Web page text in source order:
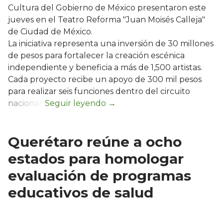
Cultura del Gobierno de México presentaron este
jueves en el Teatro Reforma "Juan Moisés Calleja"
de Ciudad de México.
La iniciativa representa una inversión de 30 millones
de pesos para fortalecer la creación escénica
independiente y beneficia a más de 1,500 artistas.
Cada proyecto recibe un apoyo de 300 mil pesos
para realizar seis funciones dentro del circuito
nacional.
Querétaro reúne a ocho
estados para homologar
evaluación de programas
educativos de salud